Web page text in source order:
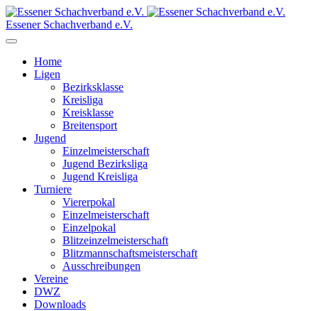
Essener Schachverband e.V.
Home
Ligen
Bezirksklasse
Kreisliga
Kreisklasse
Breitensport
Jugend
Einzelmeisterschaft
Jugend Bezirksliga
Jugend Kreisliga
Turniere
Viererpokal
Einzelmeisterschaft
Einzelpokal
Blitzeinzelmeisterschaft
Blitzmannschaftsmeisterschaft
Ausschreibungen
Vereine
DWZ
Downloads